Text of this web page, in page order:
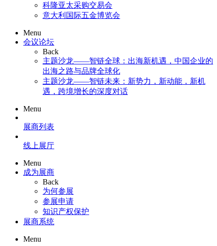
科隆亚太采购交易会
意大利国际五金博览会
Menu
会议论坛
Back
主题沙龙——智链全球：出海新机遇，中国企业的
出海之路与品牌全球化
主题沙龙——智链未来：新势力，新动能，新机
遇，跨境增长的深度对话
Menu
展商列表
线上展厅
Menu
成为展商
Back
为何参展
参展申请
知识产权保护
展商系统
Menu